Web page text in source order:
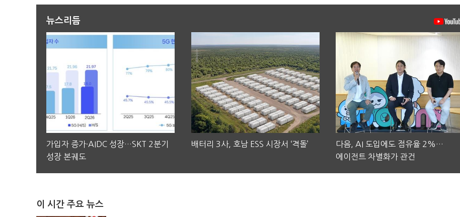
뉴스리듬
가입자 증가·AIDC 성장…SKT 2분기
성장 본궤도
배터리 3사, 호남 ESS 시장서 ‘격돌’
다음, AI 도입에도 점유율 2%…
에이전트 차별화가 관건
이 시간 주요 뉴스